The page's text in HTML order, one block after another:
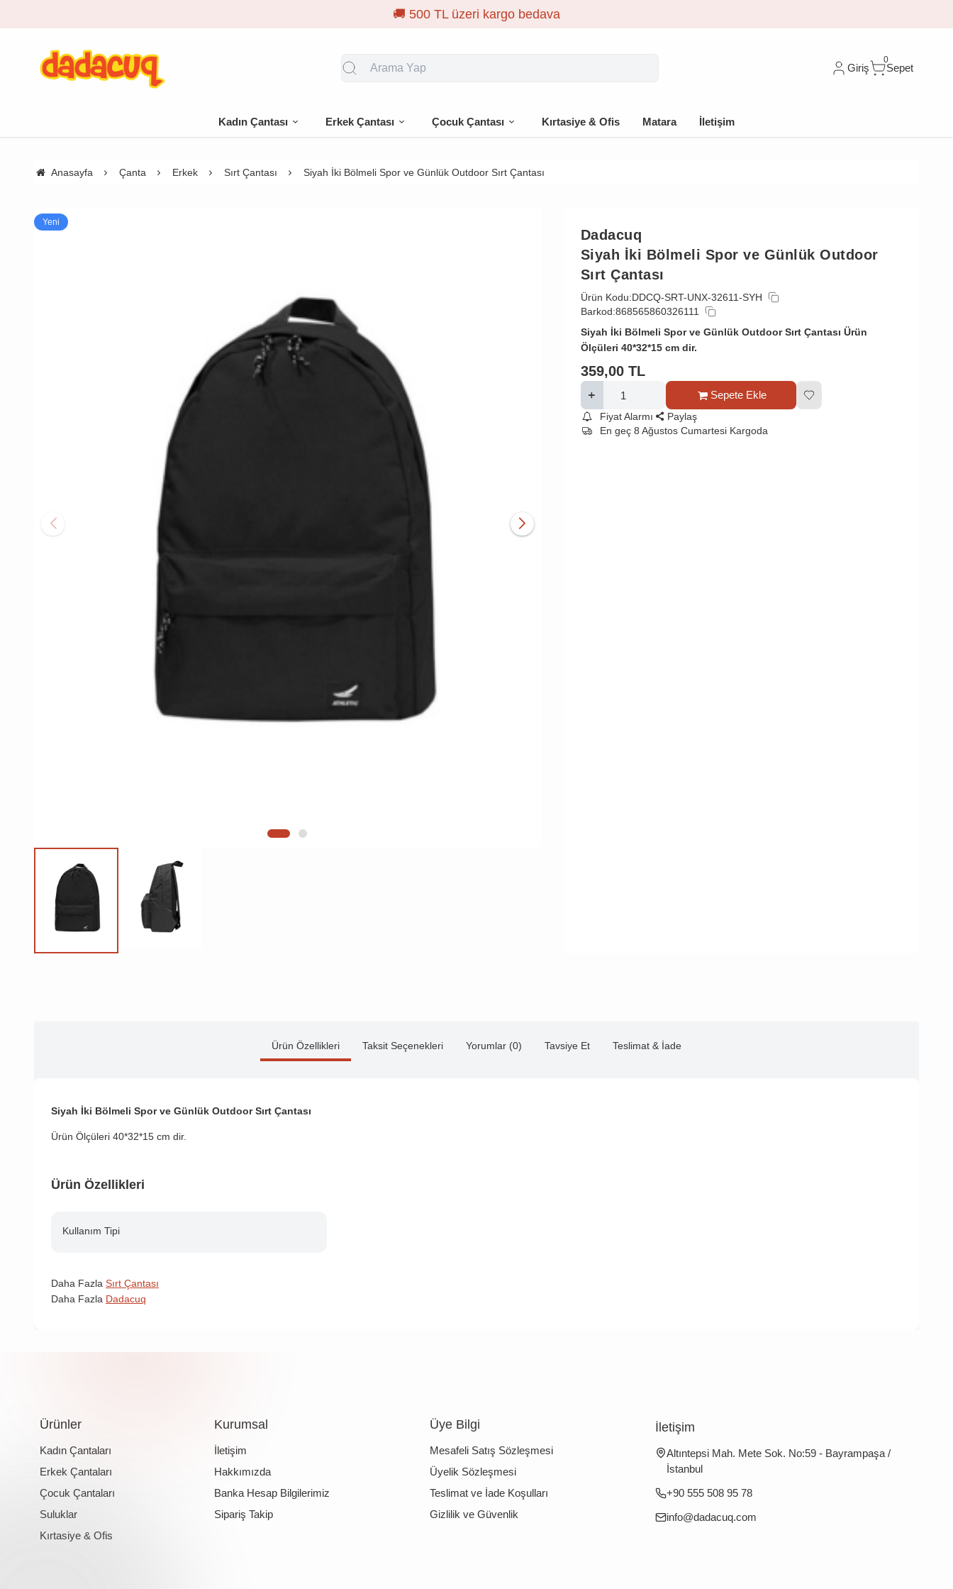
Giriş
0
Sepet
Kadın Çantası Erkek Çantası Çocuk Çantası Kırtasiye & Ofis Matara İletişim
Anasayfa Çanta Erkek Sırt Çantası Siyah İki Bölmeli Spor ve Günlük Outdoor Sırt Çantası
Yeni
Dadacuq
Siyah İki Bölmeli Spor ve Günlük Outdoor
Sırt Çantası
Ürün Kodu:DDCQ-SRT-UNX-32611-SYH
Barkod:868565860326111
Siyah İki Bölmeli Spor ve Günlük Outdoor Sırt Çantası Ürün
Ölçüleri 40*32*15 cm dir.
359,00 TL
Sepete Ekle
Fiyat Alarmı
Paylaş
En geç 8 Ağustos Cumartesi Kargoda
Ürün Özellikleri Taksit Seçenekleri Yorumlar (0) Tavsiye Et Teslimat & İade
Siyah İki Bölmeli Spor ve Günlük Outdoor Sırt Çantası
Ürün Ölçüleri 40*32*15 cm dir.
Ürün Özellikleri
Kullanım Tipi
Daha Fazla Sırt Çantası
Daha Fazla Dadacuq
Ürünler
Kadın Çantaları
Erkek Çantaları
Çocuk Çantaları
Suluklar
Kırtasiye & Ofis
Kurumsal
İletişim
Hakkımızda
Banka Hesap Bilgilerimiz
Sipariş Takip
Üye Bilgi
Mesafeli Satış Sözleşmesi
Üyelik Sözleşmesi
Teslimat ve İade Koşulları
Gizlilik ve Güvenlik
İletişim
Altıntepsi Mah. Mete Sok. No:59 - Bayrampaşa /
İstanbul
+90 555 508 95 78
info@dadacuq.com